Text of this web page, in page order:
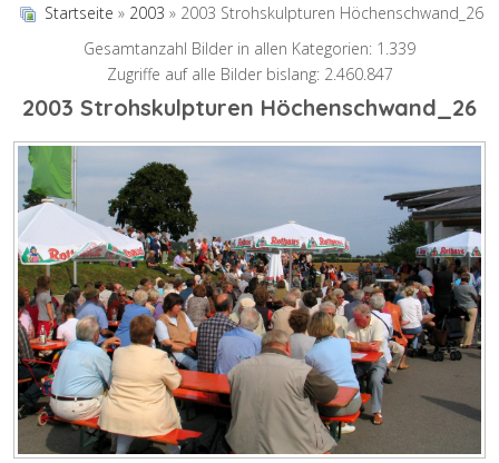
Startseite » 2003 » 2003 Strohskulpturen Höchenschwand_26
Gesamtanzahl Bilder in allen Kategorien: 1.339
Zugriffe auf alle Bilder bislang: 2.460.847
2003 Strohskulpturen Höchenschwand_26